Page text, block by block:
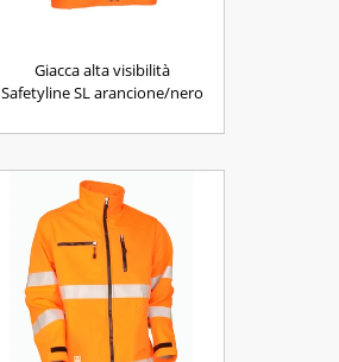
Giacca alta visibilità
Safetyline SL arancione/nero